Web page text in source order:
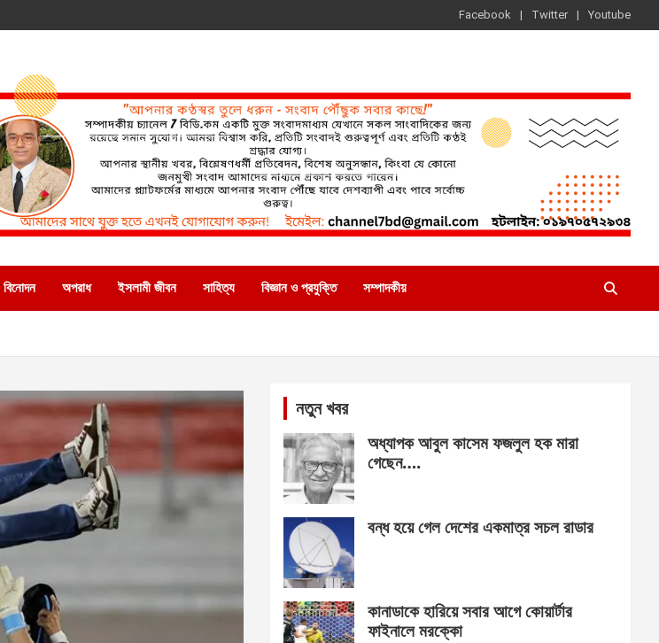
Facebook Twitter Youtube
বিনোদন অপরাধ ইসলামী জীবন সাহিত্য বিজ্ঞান ও প্রযুক্তি সম্পাদকীয়
নতুন খবর
অধ্যাপক আবুল কাসেম ফজলুল হক মারা
গেছেন….
বন্ধ হয়ে গেল দেশের একমাত্র সচল রাডার
কানাডাকে হারিয়ে সবার আগে কোয়ার্টার
ফাইনালে মরক্কো